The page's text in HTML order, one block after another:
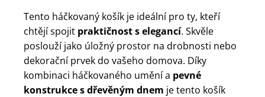
Tento háčkovaný košík je ideální pro ty, kteří
chtějí spojit praktičnost s elegancí. Skvěle
poslouží jako úložný prostor na drobnosti nebo
dekorační prvek do vašeho domova. Díky
kombinaci háčkovaného umění a pevné
konstrukce s dřevěným dnem je tento košík